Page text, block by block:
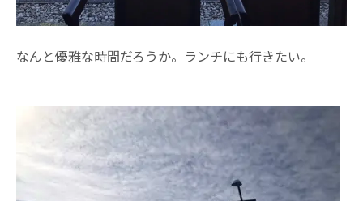
なんと優雅な時間だろうか。ランチにも行きたい。